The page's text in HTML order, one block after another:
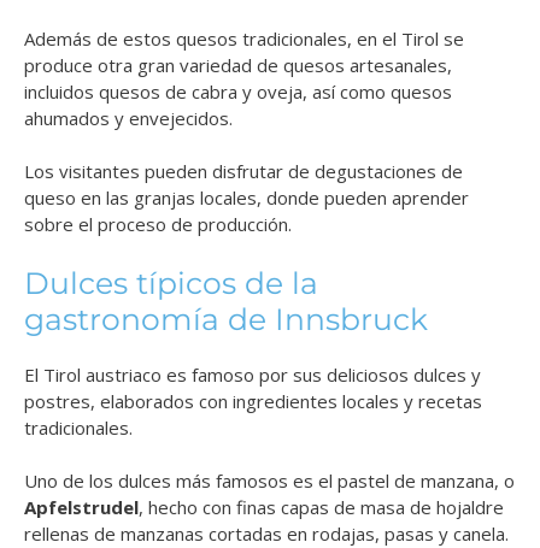
Además de estos quesos tradicionales, en el Tirol se
produce otra gran variedad de quesos artesanales,
incluidos quesos de cabra y oveja, así como quesos
ahumados y envejecidos.
Los visitantes pueden disfrutar de degustaciones de
queso en las granjas locales, donde pueden aprender
sobre el proceso de producción.
Dulces típicos de la
gastronomía de Innsbruck
El Tirol austriaco es famoso por sus deliciosos dulces y
postres, elaborados con ingredientes locales y recetas
tradicionales.
Uno de los dulces más famosos es el pastel de manzana, o
Apfelstrudel, hecho con finas capas de masa de hojaldre
rellenas de manzanas cortadas en rodajas, pasas y canela.